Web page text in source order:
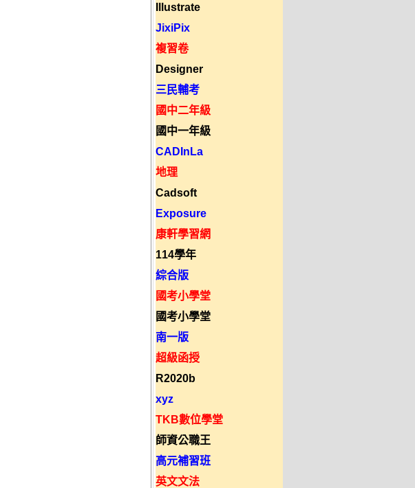
Illustrate
JixiPix
複習卷
Designer
三民輔考
國中二年級
國中一年級
CADInLa
地理
Cadsoft
Exposure
康軒學習網
114學年
綜合版
國考小學堂
國考小學堂
南一版
超級函授
R2020b
xyz
TKB數位學堂
師資公職王
高元補習班
英文文法